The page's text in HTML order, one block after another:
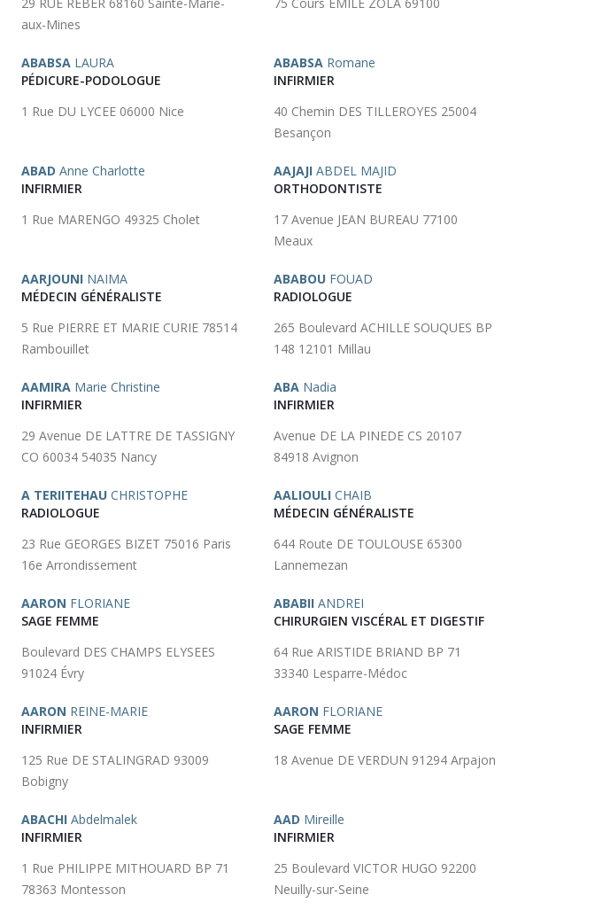
aux-Mines
ABABSA LAURA
PÉDICURE-PODOLOGUE
1 Rue DU LYCEE 06000 Nice
ABABSA Romane
INFIRMIER
40 Chemin DES TILLEROYES 25004
Besançon
ABAD Anne Charlotte
INFIRMIER
1 Rue MARENGO 49325 Cholet
AAJAJI ABDEL MAJID
ORTHODONTISTE
17 Avenue JEAN BUREAU 77100
Meaux
AARJOUNI NAIMA
MÉDECIN GÉNÉRALISTE
5 Rue PIERRE ET MARIE CURIE 78514
Rambouillet
ABABOU FOUAD
RADIOLOGUE
265 Boulevard ACHILLE SOUQUES BP
148 12101 Millau
AAMIRA Marie Christine
INFIRMIER
29 Avenue DE LATTRE DE TASSIGNY
CO 60034 54035 Nancy
ABA Nadia
INFIRMIER
Avenue DE LA PINEDE CS 20107
84918 Avignon
A TERIITEHAU CHRISTOPHE
RADIOLOGUE
23 Rue GEORGES BIZET 75016 Paris
16e Arrondissement
AALIOULI CHAIB
MÉDECIN GÉNÉRALISTE
644 Route DE TOULOUSE 65300
Lannemezan
AARON FLORIANE
SAGE FEMME
Boulevard DES CHAMPS ELYSEES
91024 Évry
ABABII ANDREI
CHIRURGIEN VISCÉRAL ET DIGESTIF
64 Rue ARISTIDE BRIAND BP 71
33340 Lesparre-Médoc
AARON REINE-MARIE
INFIRMIER
125 Rue DE STALINGRAD 93009
Bobigny
AARON FLORIANE
SAGE FEMME
18 Avenue DE VERDUN 91294 Arpajon
ABACHI Abdelmalek
INFIRMIER
1 Rue PHILIPPE MITHOUARD BP 71
78363 Montesson
AAD Mireille
INFIRMIER
25 Boulevard VICTOR HUGO 92200
Neuilly-sur-Seine